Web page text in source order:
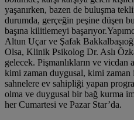
yaşanırken, bazen de buluşma
durumda, gerçeğin peşine düşen
başına kilitlemeyi
Altun Uçar ve Şafak
Olsa, Klinik Psikolog Dr. Aslı
gelecek. Pişmanlıkların ve vicdan
kimi zaman duygusal, kimi zaman
sahnelere ev sahipliği yapan
olma ve duygusal bir bağ kurma
her Cumartesi ve Pazar Star’da.